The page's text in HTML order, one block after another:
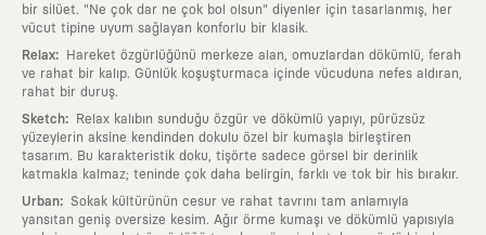
bir silüet. "Ne çok dar ne çok bol olsun" diyenler için tasarlanmış, her
vücut tipine uyum sağlayan konforlu bir klasik.
Relax:
Hareket özgürlüğünü merkeze alan, omuzlardan dökümlü, ferah
ve rahat bir kalıp. Günlük koşuşturmaca içinde vücuduna nefes aldıran,
rahat bir duruş.
Sketch:
Relax kalıbın sunduğu özgür ve dökümlü yapıyı, pürüzsüz
yüzeylerin aksine kendinden dokulu özel bir kumaşla birleştiren
tasarım. Bu karakteristik doku, tişörte sadece görsel bir derinlik
katmakla kalmaz; teninde çok daha belirgin, farklı ve tok bir his bırakır.
Urban: Sokak kültürünün cesur ve rahat tavrını tam anlamıyla
yansıtan geniş oversize kesim. Ağır örme kumaşı ve dökümlü yapısıyla